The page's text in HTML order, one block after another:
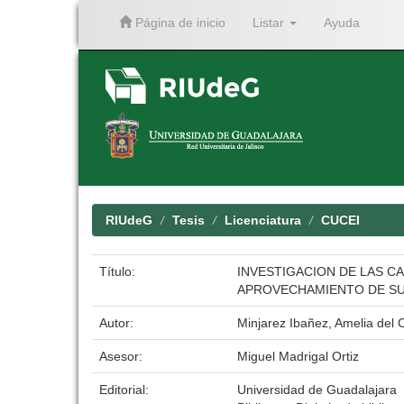
Página de inicio Listar Ayuda
RIUdeG Tesis Licenciatura CUCEI
Título:
INVESTIGACION DE LAS
APROVECHAMIENTO DE
Autor: Minjarez Ibañez, Amelia del
Asesor: Miguel Madrigal Ortiz
Editorial:
Universidad de Guadalajara